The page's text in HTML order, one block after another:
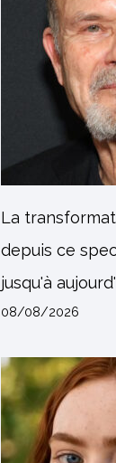
La
depuis ce
jusqu'à
08/08/2026